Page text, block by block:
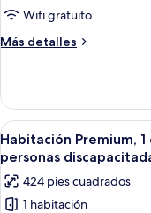
doble
Premium,
Queen
size,
refrigerador
Wifi gratuito
Más detalles
Más
doble
Premium,
2
camas
Queen
size,
refrigerador
Abrir
todas
las
fotos
4
Habitación Premium,
personas
424 pies cuadrados
1 habitación